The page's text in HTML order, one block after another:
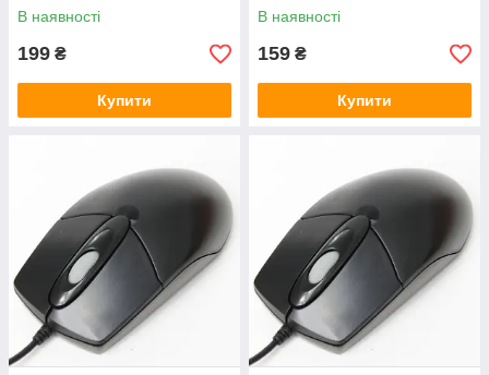
В наявності
199 ₴
Купити
В наявності
159 ₴
Купити